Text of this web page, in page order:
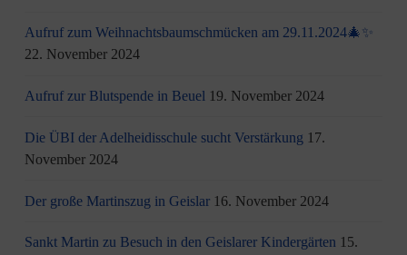
Aufruf zum Weihnachtsbaumschmücken am 29.11.2024🎄✨
22. November 2024
Aufruf zur Blutspende in Beuel 19. November 2024
Die ÜBI der Adelheidisschule sucht Verstärkung 17.
November 2024
Der große Martinszug in Geislar 16. November 2024
Sankt Martin zu Besuch in den Geislarer Kindergärten 15.